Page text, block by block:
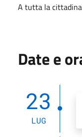
A tutta la
Date e
23
LUG